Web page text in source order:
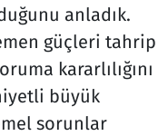
anladık.
güçleri tahrip
kararlılığını
büyük
sorunlar